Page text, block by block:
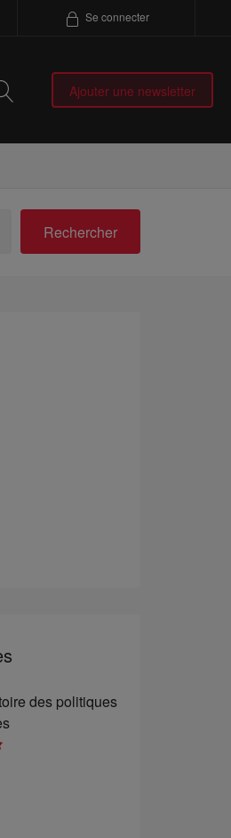
Se connecter
Ajouter une newsletter
Rechercher
des politiques